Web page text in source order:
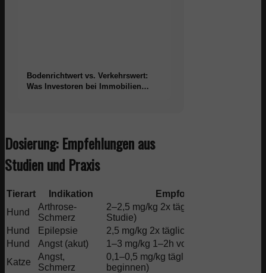
Bodenrichtwert vs. Verkehrswert:
Was Investoren bei Immobilien
Dosierung: Empfehlungen aus
Studien und Praxis
Tierart Indikation
Empfohlene Dosis
Hund
Arthrose-
Schmerz
2–2,5 mg/kg 2x täglich (aus Gamble-
Studie)
Hund
Epilepsie
2,5 mg/kg 2x täglich (McGrath-
Hund
Angst (akut)
1–3 mg/kg 1–2h vor Stressor
Katze
Angst,
Schmerz
0,1–0,5 mg/kg täglich (sehr
beginnen)